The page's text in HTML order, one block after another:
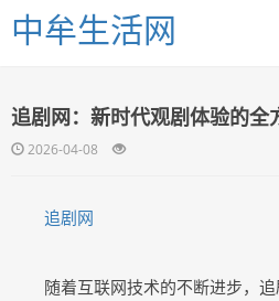
中牟生活网
追剧网：新时代观剧体验的全
2026-04-08
追剧网
随着互联网技术的不断进步，